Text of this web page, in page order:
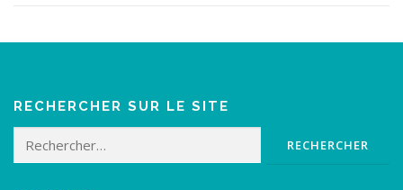
RECHERCHER SUR LE SITE
Rechercher :